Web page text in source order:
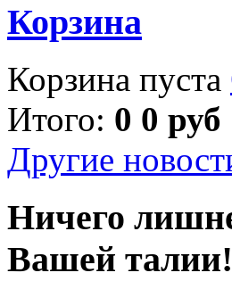
Корзина
Корзина пуста
Итого: 0 0 руб
Другие
Ничего
Вашей талии!